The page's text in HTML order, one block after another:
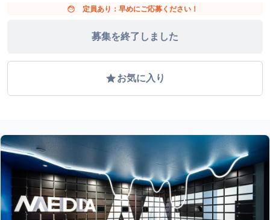
face 定員あり：早めにご応募ください！
募集を終了しました
gradeお気に入り